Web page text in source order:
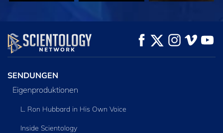
ANSEHEN
SERIE
ENTDECKEN
SENDUNGEN
Eigenproduktionen
L. Ron Hubbard in His Own Voice
Inside Scientology